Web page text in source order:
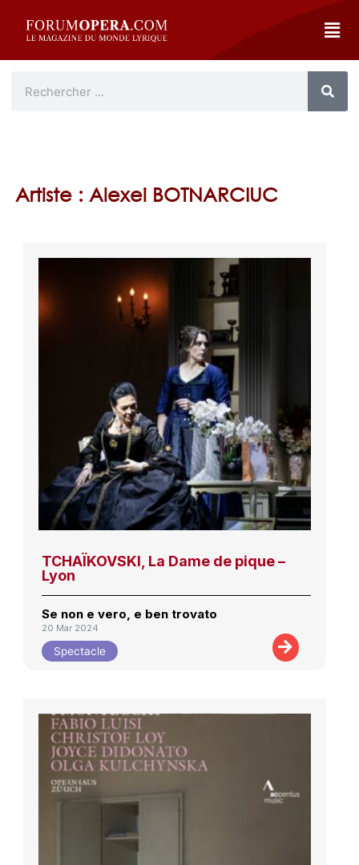
Artiste : Alexei BOTNARCIUC
TCHAÏKOVSKI, La Dame de pique –
Lyon
Se non e vero, e ben trovato
20 Mar 2024
Spectacle